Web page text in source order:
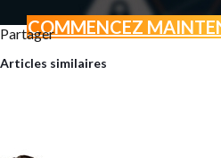
COMMENCEZ
Partager
Articles similaires